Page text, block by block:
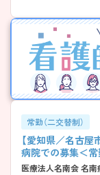
常勤（二交替制）
【愛知県／名古屋
病院での募集＜
医療法人名南会 名